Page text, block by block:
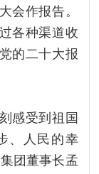
会作报告。
各种渠道收
的二十大报
感受到祖国
、人民的幸
团董事长孟